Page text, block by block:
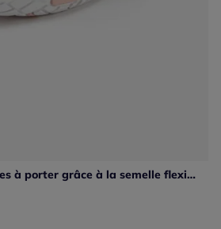
Baskets très agréables à porter grâce à la semelle flexible et ultra-légère, qui vous donne l'impression de marcher pieds nus